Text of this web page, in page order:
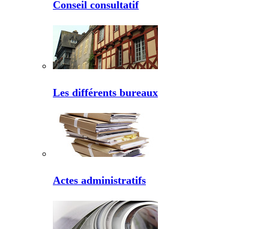
Conseil consultatif
Les différents bureaux
Actes administratifs